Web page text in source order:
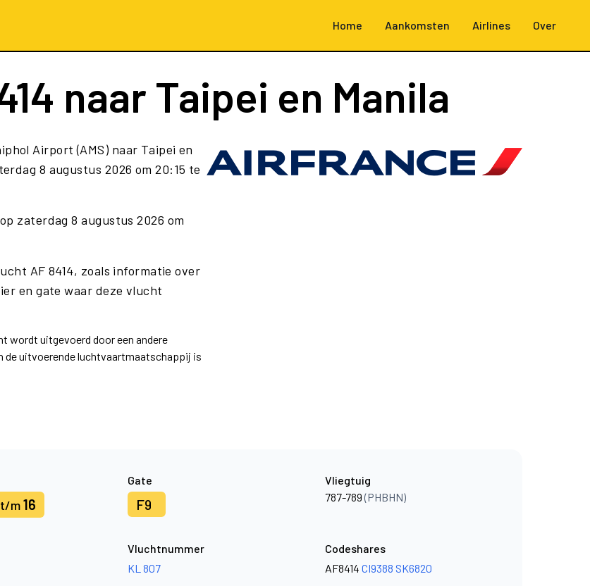
Home Aankomsten Airlines Over
naar Taipei en Manila
Airport (AMS) naar Taipei en
8 augustus 2026 om 20:15 te
zaterdag 8 augustus 2026 om
AF 8414, zoals informatie over
en gate waar deze vlucht
wordt uitgevoerd door een andere
de uitvoerende luchtvaartmaatschappij is
t/m16
Gate
F9
Vliegtuig
787-789(PHBHN)
Vluchtnummer
KL 807
Codeshares
AF8414 CI9388 SK6820